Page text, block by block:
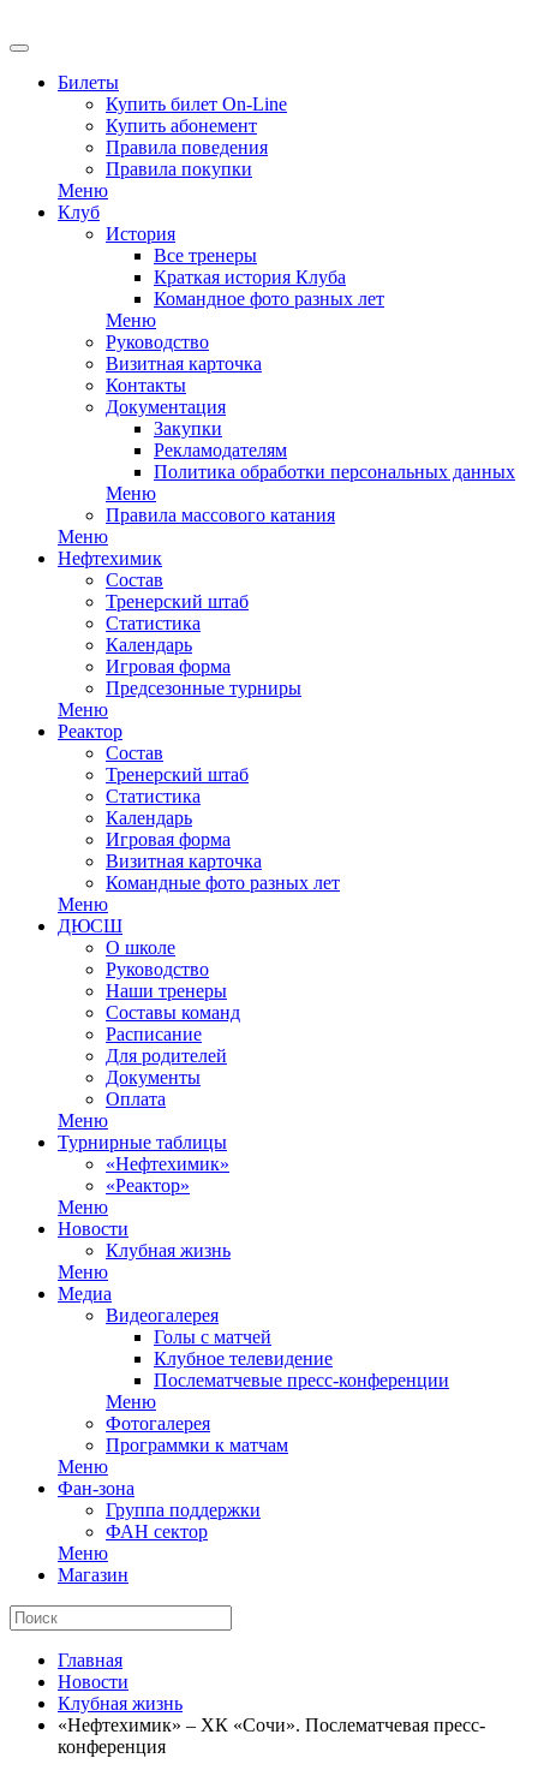
Билеты
Купить билет On-Line
Купить абонемент
Правила поведения
Правила покупки
Меню
Клуб
История
Все тренеры
Краткая история Клуба
Командное фото разных лет
Меню
Руководство
Визитная карточка
Контакты
Документация
Закупки
Рекламодателям
Политика обработки персональных данных
Меню
Правила массового катания
Меню
Нефтехимик
Состав
Тренерский штаб
Статистика
Календарь
Игровая форма
Предсезонные турниры
Меню
Реактор
Состав
Тренерский штаб
Статистика
Календарь
Игровая форма
Визитная карточка
Командные фото разных лет
Меню
ДЮСШ
О школе
Руководство
Наши тренеры
Составы команд
Расписание
Для родителей
Документы
Оплата
Меню
Турнирные таблицы
«Нефтехимик»
«Реактор»
Меню
Новости
Клубная жизнь
Меню
Медиа
Видеогалерея
Голы с матчей
Клубное телевидение
Послематчевые пресс-конференции
Меню
Фотогалерея
Программки к матчам
Меню
Фан-зона
Группа поддержки
ФАН сектор
Меню
Магазин
Главная
Новости
Клубная жизнь
«Нефтехимик» – ХК «Сочи». Послематчевая пресс-
конференция